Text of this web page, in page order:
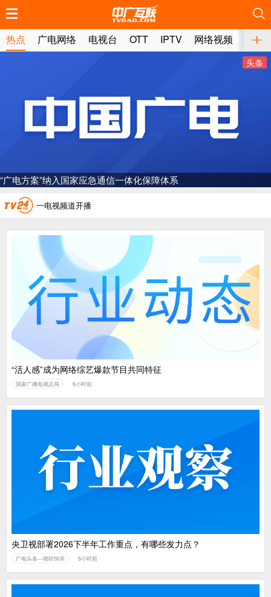
热点 广电网络 电视台 OTT IPTV 网络视频 媒体
头条
“广电方案”纳入国家应急通信一体化保障体系
广电总局对互联网电视自动续费专项治理
AI赋能微短剧产业“沪8条”发布
一电视频道开播
“纵深推进”系统性变革，广电媒体如何发力？
“一省一网”，中国广电为何走了二十年？
广电总局对互联网电视自动续费专项治理
中国广电：编制一体化电视技术标准白皮书
推荐
“活人感”成为网络综艺爆款节目共同特征
国家广播电视总局 6小时前
推荐
央卫视部署2026下半年工作重点，有哪些发力点？
广电头条—视听快评 6小时前
推荐
推荐
推荐
推荐
推荐
推荐
推荐
推荐
推荐
推荐
推荐
推荐
推荐
推荐
推荐
推荐
推荐
推荐